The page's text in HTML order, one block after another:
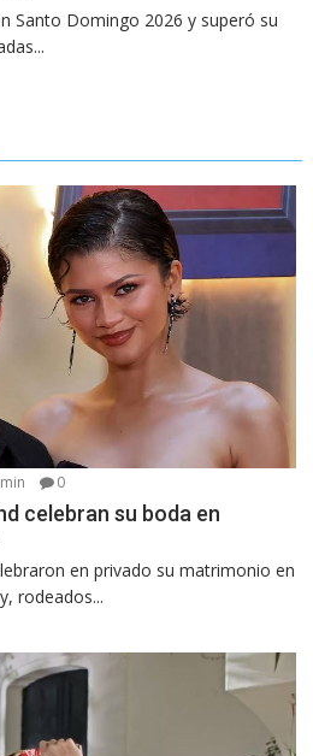
Santo Domingo 2026 y superó su
0
celebran su boda en
en privado su matrimonio en
rodeados...